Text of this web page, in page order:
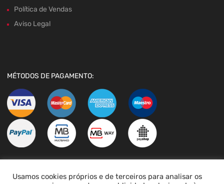
Política de Vendas
Aviso Legal
MÉTODOS DE PAGAMENTO:
LIVRO DE RECLAMAÇÕES
Usamos cookies próprios e de terceiros para analisar os